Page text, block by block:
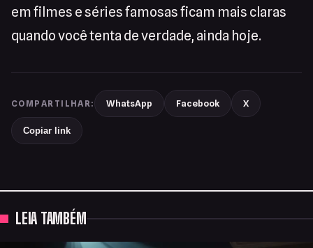
em filmes e séries famosas ficam mais claras
quando você tenta de verdade, ainda hoje.
COMPARTILHAR: WhatsApp Facebook X
Copiar link
LEIA TAMBÉM